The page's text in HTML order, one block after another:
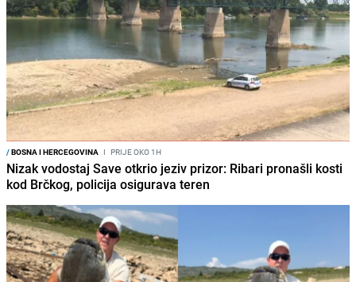
/BOSNA I HERCEGOVINA I PRIJE OKO 1H
Nizak vodostaj Save otkrio jeziv prizor: Ribari pronašli kosti
kod Brčkog, policija osigurava teren